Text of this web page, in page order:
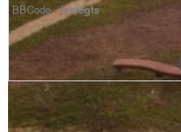
BBCode -izslēgts